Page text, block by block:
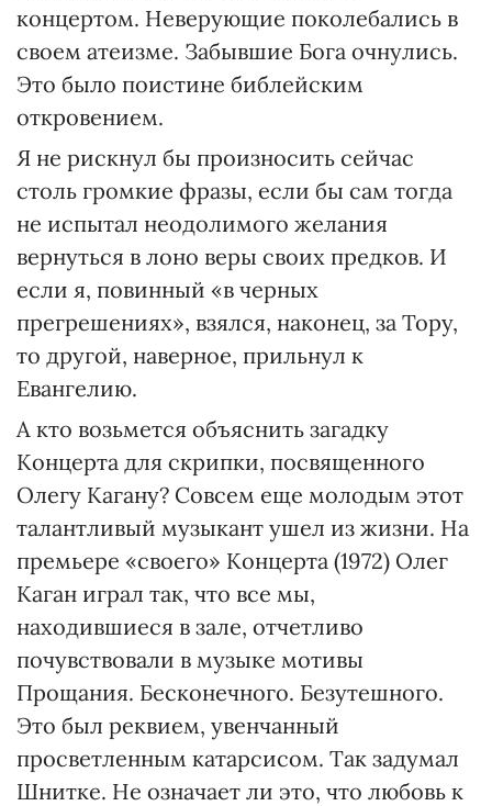
концертом. Неверующие поколебались в
своем атеизме. Забывшие Бога очнулись.
Это было поистине библейским
откровением.
Я не рискнул бы произносить сейчас
столь громкие фразы, если бы сам тогда
не испытал неодолимого желания
вернуться в лоно веры своих предков. И
если я, повинный «в черных
прегрешениях», взялся, наконец, за Тору,
то другой, наверное, прильнул к
Евангелию.
А кто возьмется объяснить загадку
Концерта для скрипки, посвященного
Олегу Кагану? Совсем еще молодым этот
талантливый музыкант ушел из жизни. На
премьере «своего» Концерта (1972) Олег
Каган играл так, что все мы,
находившиеся в зале, отчетливо
почувствовали в музыке мотивы
Прощания. Бесконечного. Безутешного.
Это был реквием, увенчанный
просветленным катарсисом. Так задумал
Шнитке. Не означает ли это, что любовь к